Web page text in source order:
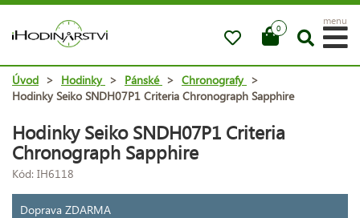
0
menu
Úvod > Hodinky > Pánské > Chronografy >
Hodinky Seiko SNDH07P1 Criteria Chronograph Sapphire
Hodinky Seiko SNDH07P1 Criteria
Chronograph Sapphire
Kód: IH6118
Doprava ZDARMA